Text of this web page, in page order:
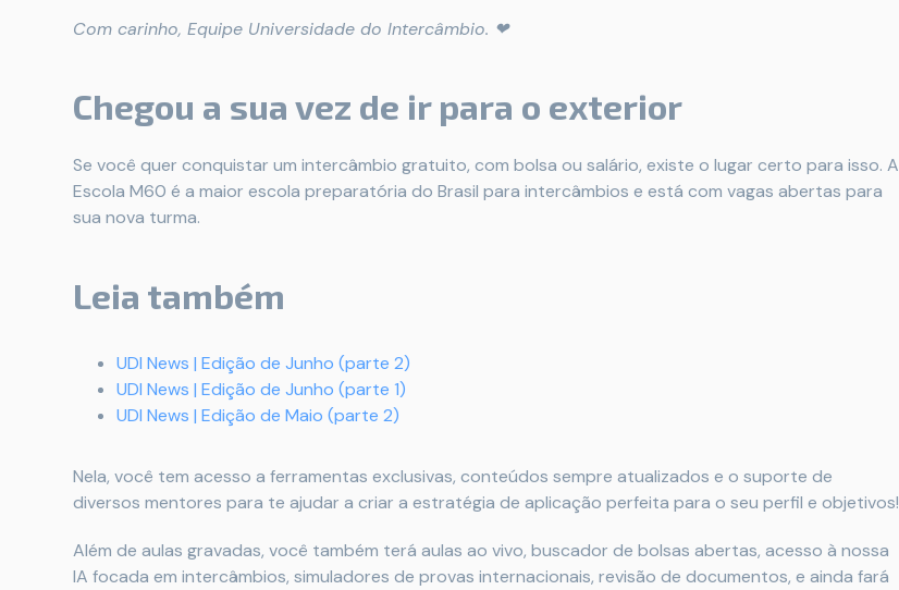
Com carinho, Equipe Universidade do Intercâmbio. ❤
Chegou a sua vez de ir para o exterior
Se você quer conquistar um intercâmbio gratuito, com bolsa ou salário, existe o lugar certo para isso. A
Escola M60 é a maior escola preparatória do Brasil para intercâmbios e está com vagas abertas para
sua nova turma.
Leia também
UDI News | Edição de Junho (parte 2)
UDI News | Edição de Junho (parte 1)
UDI News | Edição de Maio (parte 2)
Nela, você tem acesso a ferramentas exclusivas, conteúdos sempre atualizados e o suporte de
diversos mentores para te ajudar a criar a estratégia de aplicação perfeita para o seu perfil e objetivos!
Além de aulas gravadas, você também terá aulas ao vivo, buscador de bolsas abertas, acesso à nossa
IA focada em intercâmbios, simuladores de provas internacionais, revisão de documentos, e ainda fará